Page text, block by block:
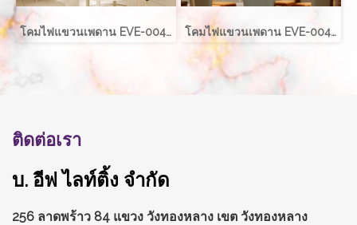
โคมไฟแขวนเพดาน EVE-00421 LED 60W ขนาด กว้าง 60 ซม. สูง 40 ซม. โคมไฟแขวนเพดาน EVE-00421 LED 70W ขนาด กว้าง 80 ซม. สูง 40 ซม.
ติดต่อเรา
บ. อีฟ ไลท์ติ้ง จำกัด
256 ลาดพร้าว 84 แขวง วังทองหลาง เขต วังทองหลาง